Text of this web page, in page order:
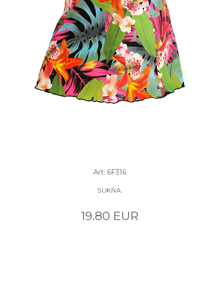
Art: 6F316
SUKŇA.
19.80 EUR